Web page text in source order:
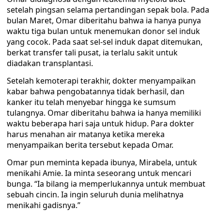
setelah pingsan selama pertandingan sepak bola. Pada
bulan Maret, Omar diberitahu bahwa ia hanya punya
waktu tiga bulan untuk menemukan donor sel induk
yang cocok. Pada saat sel-sel induk dapat ditemukan,
berkat transfer tali pusat, ia terlalu sakit untuk
diadakan transplantasi.
Setelah kemoterapi terakhir, dokter menyampaikan
kabar bahwa pengobatannya tidak berhasil, dan
kanker itu telah menyebar hingga ke sumsum
tulangnya. Omar diberitahu bahwa ia hanya memiliki
waktu beberapa hari saja untuk hidup. Para dokter
harus menahan air matanya ketika mereka
menyampaikan berita tersebut kepada Omar.
Omar pun meminta kepada ibunya, Mirabela, untuk
menikahi Amie. Ia minta seseorang untuk mencari
bunga. “Ia bilang ia memperlukannya untuk membuat
sebuah cincin. Ia ingin seluruh dunia melihatnya
menikahi gadisnya.”